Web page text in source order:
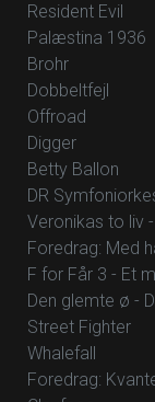
Resident Evil
Palæstina 1936
Brohr
Dobbeltfejl
Offroad
Digger
Betty Ballon
DR
Veronikas to liv
Foredrag: Med
F for Får 3 - Et
Den glemte ø -
Street Fighter
Whalefall
Foredrag: